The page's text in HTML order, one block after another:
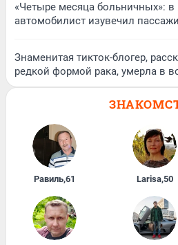
«Четыре месяца больничных»:
автомобилист изувечил
Знаменитая тикток-блогер,
редкой формой рака, умерла в
Равиль,61 Larisa,50